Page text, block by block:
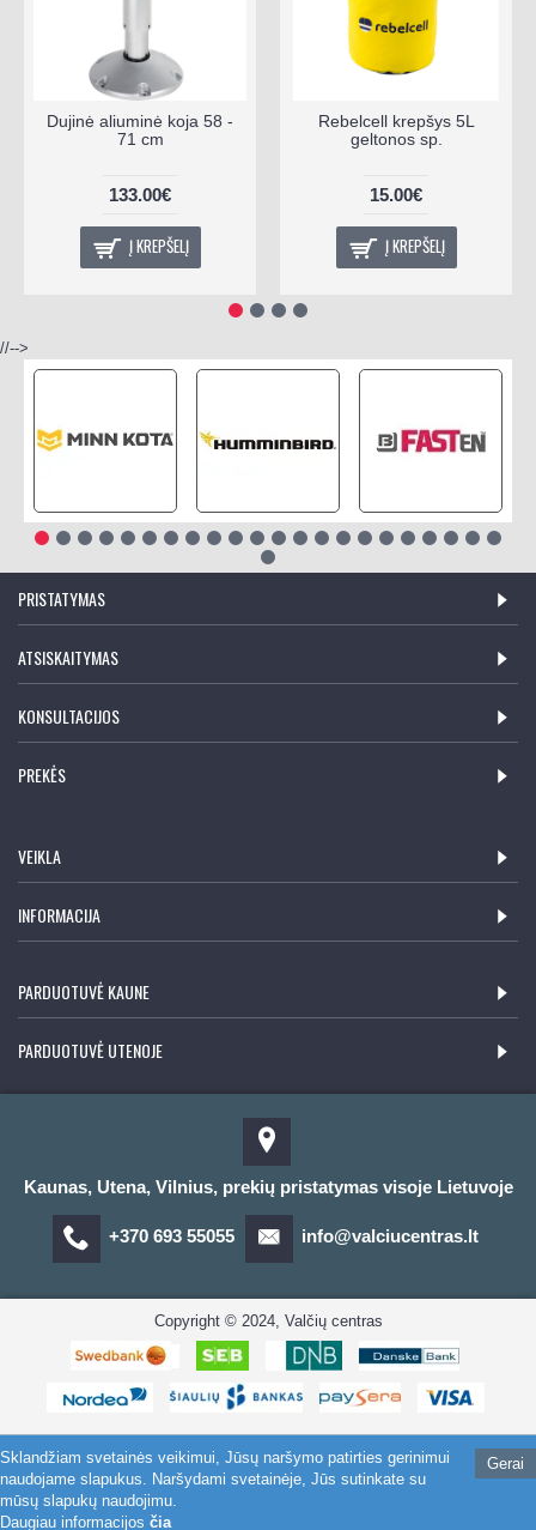
Dujinė aliuminė koja 58 -
71 cm
133.00€
Į KREPŠELĮ
Rebelcell krepšys 5L
geltonos sp.
15.00€
Į KREPŠELĮ
//-->
PRISTATYMAS
ATSISKAITYMAS
KONSULTACIJOS
PREKĖS
VEIKLA
INFORMACIJA
PARDUOTUVĖ KAUNE
PARDUOTUVĖ UTENOJE
Kaunas, Utena, Vilnius, prekių pristatymas visoje Lietuvoje
+370 693 55055 info@valciucentras.lt
Copyright © 2024, Valčių centras
Gerai
Sklandžiam svetainės veikimui, Jūsų naršymo patirties gerinimui
naudojame slapukus. Naršydami svetainėje, Jūs sutinkate su
mūsų slapukų naudojimu.
Daugiau informacijos čia